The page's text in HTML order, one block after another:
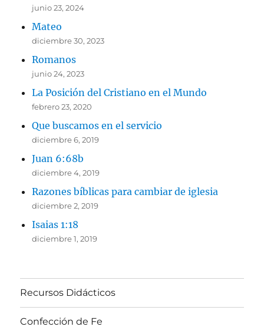
junio 23, 2024
Mateo
diciembre 30, 2023
Romanos
junio 24, 2023
La Posición del Cristiano en el Mundo
febrero 23, 2020
Que buscamos en el servicio
diciembre 6, 2019
Juan 6:68b
diciembre 4, 2019
Razones bíblicas para cambiar de iglesia
diciembre 2, 2019
Isaias 1:18
diciembre 1, 2019
Recursos Didácticos
Confección de Fe